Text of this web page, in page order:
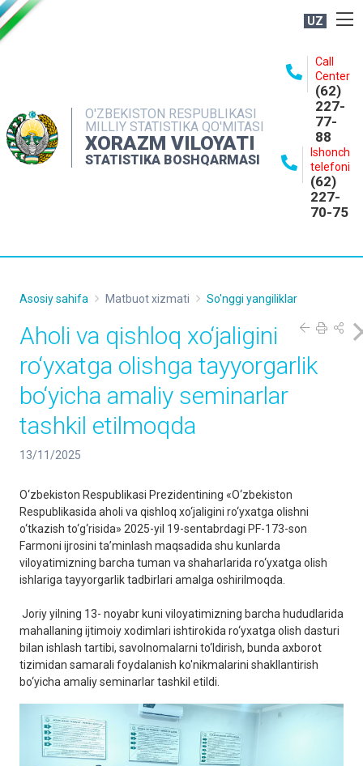
UZ
O'ZBEKISTON RESPUBLIKASI
MILLIY STATISTIKA QO'MITASI
XORAZM VILOYATI
STATISTIKA BOSHQARMASI
Call
Center
(62)
227-
77-
88
Ishonch
telefoni
(62)
227-
70-75
NASHRLAR
INTERAKTIV XIZMATLAR
MATBUOT XIZMATI
Asosiy sahifa Matbuot xizmati So'nggi yangiliklar
Aholi va qishloq xo‘jaligini
ro‘yxatga olishga tayyorgarlik
bo‘yicha amaliy seminarlar
tashkil etilmoqda
13/11/2025
O‘zbekiston Respublikasi Prezidentining «O‘zbekiston
Respublikasida aholi va qishloq xo‘jaligini ro‘yxatga olishni
o‘tkazish to‘g‘risida» 2025-yil 19-sentabrdagi PF-173-son
Farmoni ijrosini ta’minlash maqsadida shu kunlarda
viloyatimizning barcha tuman va shaharlarida ro‘yxatga olish
ishlariga tayyorgarlik tadbirlari amalga oshirilmoqda.
Joriy yilning 13- noyabr kuni viloyatimizning barcha hududlarida
mahallaning ijtimoiy xodimlari ishtirokida ro‘yxatga olish dasturi
bilan ishlash tartibi, savolnomalarni to‘ldirish, bunda axborot
tizimidan samarali foydalanish ko'nikmalarini shakllantirish
bo‘yicha amaliy seminarlar tashkil etildi.